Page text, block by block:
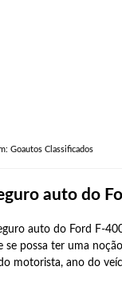
Goautos Classificados
auto do
auto do Ford F-
se possa ter uma
motorista, ano do